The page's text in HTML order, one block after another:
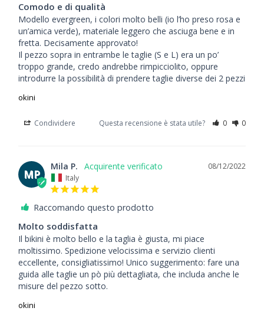
Comodo e di qualità
Modello evergreen, i colori molto belli (io l’ho preso rosa e
un’amica verde), materiale leggero che asciuga bene e in
fretta. Decisamente approvato!
Il pezzo sopra in entrambe le taglie (S e L) era un po’
troppo grande, credo andrebbe rimpicciolito, oppure
introdurre la possibilità di prendere taglie diverse dei 2 pezzi
okini
Condividere Questa recensione è stata utile? 0 0
MP
08/12/2022
Mila P.
Italy
Raccomando questo prodotto
Molto soddisfatta
Il bikini è molto bello e la taglia è giusta, mi piace
moltissimo. Spedizione velocissima e servizio clienti
eccellente, consigliatissimo! Unico suggerimento: fare una
guida alle taglie un pò più dettagliata, che includa anche le
misure del pezzo sotto.
okini